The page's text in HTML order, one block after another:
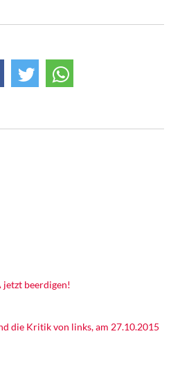
jetzt beerdigen!
die Kritik von links, am 27.10.2015